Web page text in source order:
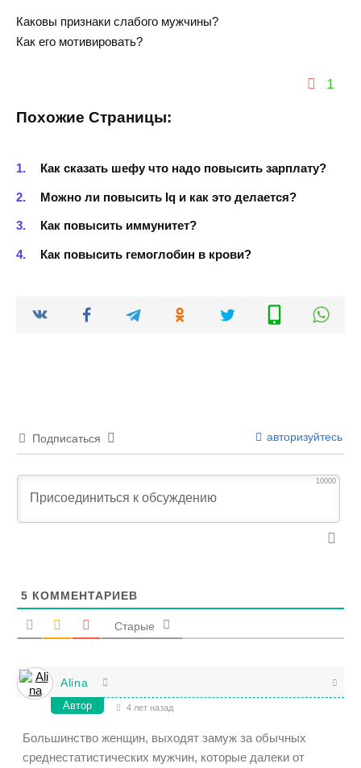
Каковы признаки слабого мужчины?
Как его мотивировать?
1
Похожие Страницы:
Как сказать шефу что надо повысить зарплату?
Можно ли повысить Iq и как это делается?
Как повысить иммунитет?
Как повысить гемоглобин в крови?
Подписаться авторизуйтесь
10000
5 КОММЕНТАРИЕВ
Старые
Alina
Автор 4 лет назад
Большинство женщин, выходят замуж за обычных
среднестатистических мужчин, которые далеки от